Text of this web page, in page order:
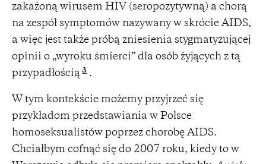
zakażoną wirusem HIV (seropozytywną) a chorą
na zespół symptomów nazywany w skrócie AIDS,
a więc jest także próbą zniesienia stygmatyzującej
opinii o „wyroku śmierci” dla osób żyjących z tą
przypadłością 3 .
W tym kontekście możemy przyjrzeć się
przykładom przedstawiania w Polsce
homoseksualistów poprzez chorobę AIDS.
Chciałbym cofnąć się do 2007 roku, kiedy to w